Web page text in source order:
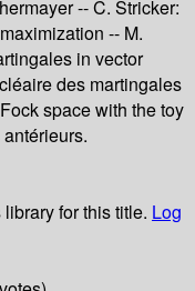
-- C. Stricker:
-- M.
in vector
des martingales
space with the toy
for this title. Log